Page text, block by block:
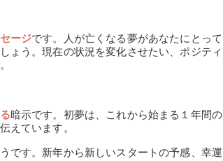
ージです。人が亡くなる夢があなたにとって
ょう。現在の状況を変化させたい、ポジティ
暗示です。初夢は、これから始まる１年間の
えています。
です。新年から新しいスタートの予感、幸運